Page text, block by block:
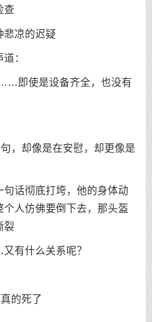
查
凉的迟疑
：
即使是设备齐全，也没有
，却像是在安慰，却更像是
话彻底打垮，他的身体动
个人仿佛要倒下去，那头盔
裂
什么关系呢？
的死了